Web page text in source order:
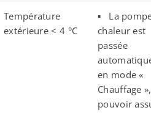
Température
extérieure < 4 °C
▪ La
chaleur est
passée
en mode «
Chauffage
pouvoir